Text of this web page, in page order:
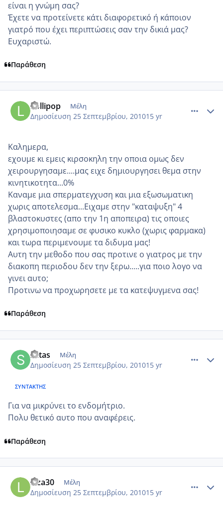
είναι η γνώμη σας?
Έχετε να προτείνετε κάτι διαφορετικό ή κάποιον
γιατρό που έχει περιπτώσεις σαν την δικιά μας?
Ευχαριστώ.
Παράθεση
Lollipop Μέλη
Δημοσίευση 25 Σεπτεμβρίου, 201015 yr
Καλημερα,
εχουμε κι εμεις κιρσοκηλη την οποια ομως δεν
χειρουργησαμε....μας ειχε δημιουργησει θεμα στην
κινητικοτητα...0%
Καναμε μια σπερματεγχυση και μια εξωσωματικη
χωρις αποτελεσμα...Ειχαμε στην "καταψυξη" 4
βλαστοκυστες (απο την 1η αποπειρα) τις οποιες
χρησιμοποιησαμε σε φυσικο κυκλο (χωρις φαρμακα)
και τωρα περιμενουμε τα διδυμα μας!
Αυτη την μεθοδο που σας προτινε ο γιατρος με την
διακοπη περιοδου δεν την ξερω.....για ποιο λογο να
γινει αυτο;
Προτινω να προχωρησετε με τα κατεψυγμενα σας!
Παράθεση
setas Μέλη
Δημοσίευση 25 Σεπτεμβρίου, 201015 yr
ΣΥΝΤΆΚΤΗΣ
Για να μικρύνει το ενδομήτριο.
Πολυ θετικό αυτο που αναφέρεις.
Παράθεση
Liza30 Μέλη
Δημοσίευση 25 Σεπτεμβρίου, 201015 yr